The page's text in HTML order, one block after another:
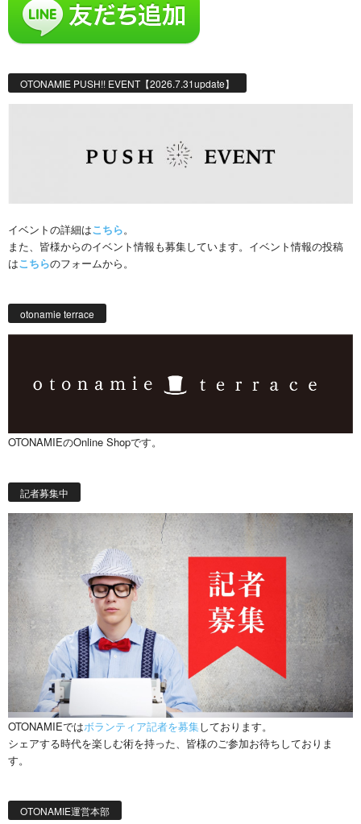
OTONAMIE PUSH!! EVENT【2026.7.31update】
イベントの詳細はこちら。
また、皆様からのイベント情報も募集しています。イベント情報の投稿
はこちらのフォームから。
otonamie terrace
OTONAMIEのOnline Shopです。
記者募集中
OTONAMIEではボランティア記者を募集しております。
シェアする時代を楽しむ術を持った、皆様のご参加お待ちしておりま
す。
OTONAMIE運営本部